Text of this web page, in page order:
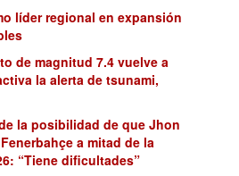
líder regional en expansión
de magnitud 7.4 vuelve a
la alerta de tsunami,
la posibilidad de que Jhon
a mitad de la
“Tiene dificultades”